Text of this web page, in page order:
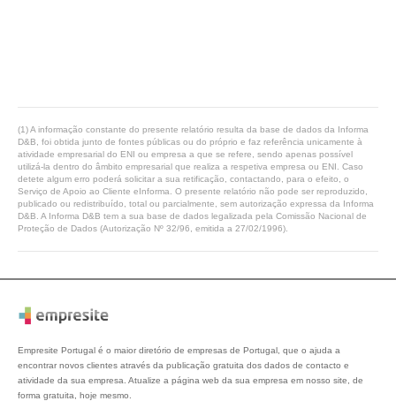
(1) A informação constante do presente relatório resulta da base de dados da Informa
D&B, foi obtida junto de fontes públicas ou do próprio e faz referência unicamente à
atividade empresarial do ENI ou empresa a que se refere, sendo apenas possível
utilizá-la dentro do âmbito empresarial que realiza a respetiva empresa ou ENI. Caso
detete algum erro poderá solicitar a sua retificação, contactando, para o efeito, o
Serviço de Apoio ao Cliente eInforma. O presente relatório não pode ser reproduzido,
publicado ou redistribuído, total ou parcialmente, sem autorização expressa da Informa
D&B. A Informa D&B tem a sua base de dados legalizada pela Comissão Nacional de
Proteção de Dados (Autorização Nº 32/96, emitida a 27/02/1996).
Empresite Portugal é o maior diretório de empresas de Portugal, que o ajuda a
encontrar novos clientes através da publicação gratuita dos dados de contacto e
atividade da sua empresa. Atualize a página web da sua empresa em nosso site, de
forma gratuita, hoje mesmo.